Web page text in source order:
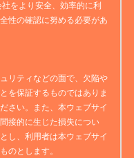
をより安全、効率的に利
性の確認に努める必要があ
リティなどの面で、欠陥や
を保証するものではありま
さい。また、本ウェブサイ
接的に生じた損失につい
し、利用者は本ウェブサイ
のとします。